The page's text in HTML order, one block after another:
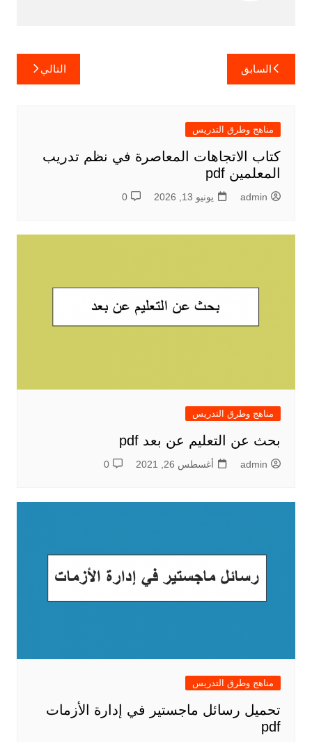
تصفّح
المقالات
السابق التالي
مناهج وطرق التدريس
كتاب الاتجاهات المعاصرة في نظم تدريب
المعلمين pdf
admin يونيو 13, 2026 0
مناهج وطرق التدريس
بحث عن التعليم عن بعد pdf
admin أغسطس 26, 2021 0
مناهج وطرق التدريس
تحميل رسائل ماجستير في إدارة الأزمات
pdf